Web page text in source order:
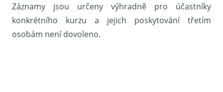
Záznamy jsou určeny výhradně pro účastníky
konkrétního kurzu a jejich poskytování třetím
osobám není dovoleno.